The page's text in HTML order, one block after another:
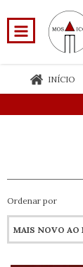
INÍCIO
Ordenar por